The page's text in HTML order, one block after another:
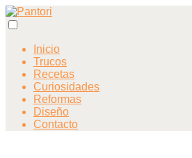
Inicio
Trucos
Recetas
Curiosidades
Reformas
Diseño
Contacto